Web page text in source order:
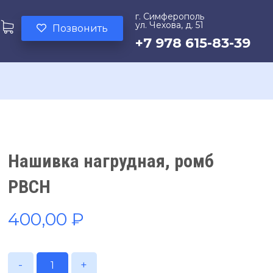
г. Симферополь
ул. Чехова, д. 51
+7 978 615-83-39
Позвонить
Нашивка нагрудная, ромб
РВСН
400,00 ₽
- +